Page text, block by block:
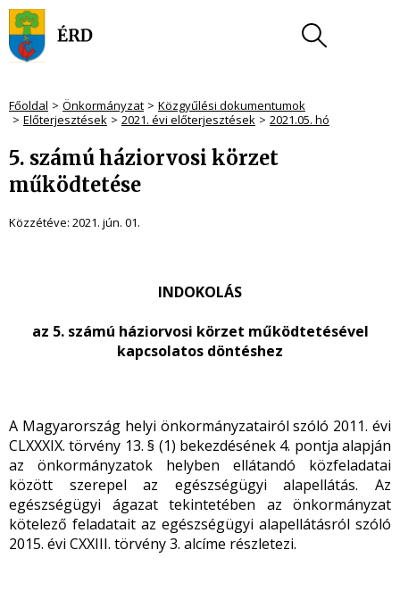
Főoldal Önkormányzat
Közgyűlési dokumentumok
Előterjesztések
2021. évi előterjesztések 2021.05. hó
5. számú háziorvosi körzet
működtetése
Közzétéve: 2021. jún. 01.
INDOKOLÁS
az 5. számú háziorvosi körzet működtetésével
kapcsolatos döntéshez
A Magyarország helyi önkormányzatairól szóló 2011. évi
CLXXXIX. törvény 13. § (1) bekezdésének 4. pontja alapján
az önkormányzatok helyben ellátandó közfeladatai
között szerepel az egészségügyi alapellátás. Az
egészségügyi ágazat tekintetében az önkormányzat
kötelező feladatait az egészségügyi alapellátásról szóló
2015. évi CXXIII. törvény 3. alcíme részletezi.